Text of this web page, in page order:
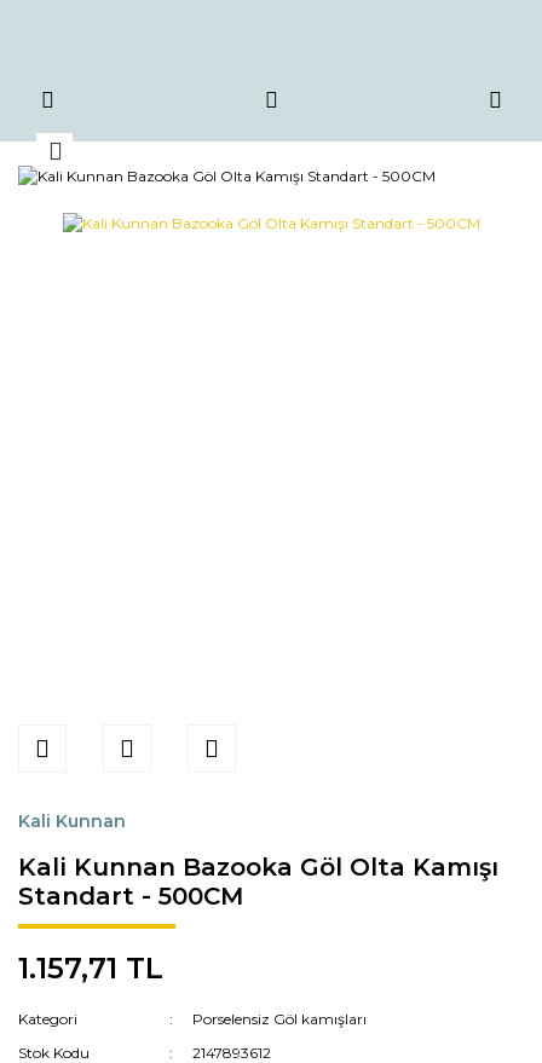
Kali Kunnan
Kali Kunnan Bazooka Göl Olta Kamışı
Standart - 500CM
1.157,71 TL
Kategori
Porselensiz Göl kamışları
Stok Kodu
2147893612